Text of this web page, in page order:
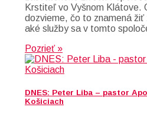
Krstiteľ vo Vyšnom Klátove.
dozvieme, čo to znamená
aké služby sa v tomto
Pozrieť »
DNES: Peter Liba – pastor
Košiciach